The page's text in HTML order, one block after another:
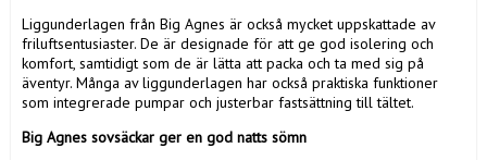
Liggunderlagen från Big Agnes är också mycket uppskattade av
friluftsentusiaster. De är designade för att ge god isolering och
komfort, samtidigt som de är lätta att packa och ta med sig på
äventyr. Många av liggunderlagen har också praktiska funktioner
som integrerade pumpar och justerbar fastsättning till tältet.
Big Agnes sovsäckar ger en god natts sömn